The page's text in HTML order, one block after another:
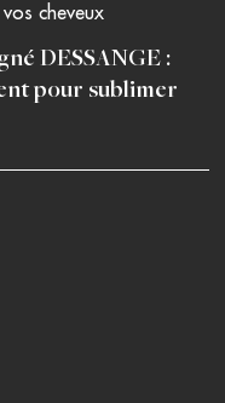
DESSANGE :
pour sublimer